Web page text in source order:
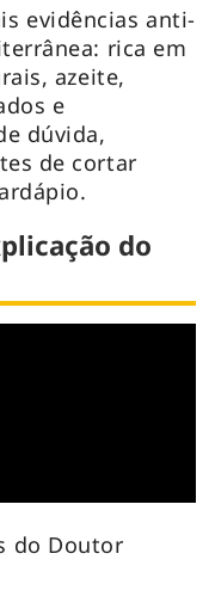
evidências anti-
rica em
azeite,
e
dúvida,
de cortar
do
do Doutor